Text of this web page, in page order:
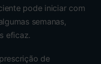
pode iniciar com
semanas,
eficaz.
de